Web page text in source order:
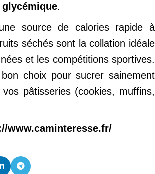
glycémique.
source de calories rapide à
séchés sont la collation idéale
et les compétitions sportives.
choix pour sucrer sainement
pâtisseries (cookies, muffins,
www.caminteresse.fr/